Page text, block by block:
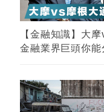
【金融知識】大
金融業界巨頭你能